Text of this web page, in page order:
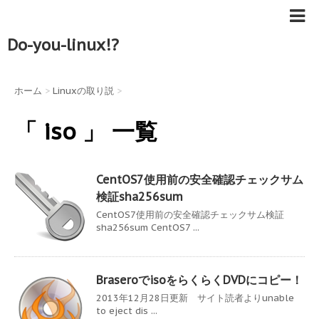
Do-you-linux!?
ホーム > Linuxの取り説 >
「 iso 」 一覧
CentOS7使用前の安全確認チェックサム
検証sha256sum
CentOS7使用前の安全確認チェックサム検証
sha256sum CentOS7 ...
BraseroでisoをらくらくDVDにコピー！
2013年12月28日更新 サイト読者よりunable
to eject dis ...